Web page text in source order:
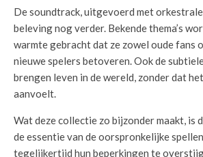
De soundtrack, uitgevoerd met
beleving nog verder. Bekende thema’s
warmte gebracht dat ze zowel oude fans
nieuwe spelers betoveren. Ook de
brengen leven in de wereld, zonder dat
aanvoelt.
Wat deze collectie zo bijzonder maakt, is
de essentie van de oorspronkelijke
tegelijkertijd hun beperkingen te